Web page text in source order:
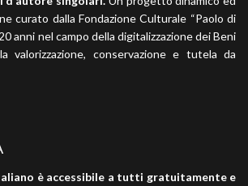
curato dalla Fondazione Culturale “Paolo di
anni nel campo della digitalizzazione dei Beni
valorizzazione, conservazione e tutela da
è accessibile a tutti gratuitamente e